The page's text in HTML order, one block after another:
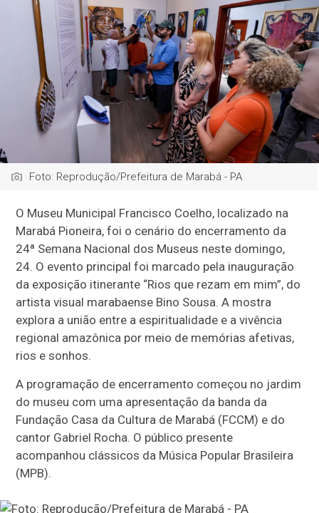
Foto: Reprodução/Prefeitura de Marabá - PA
O Museu Municipal Francisco Coelho, localizado na
Marabá Pioneira, foi o cenário do encerramento da
24ª Semana Nacional dos Museus neste domingo,
24. O evento principal foi marcado pela inauguração
da exposição itinerante “Rios que rezam em mim”, do
artista visual marabaense Bino Sousa. A mostra
explora a união entre a espiritualidade e a vivência
regional amazônica por meio de memórias afetivas,
rios e sonhos.
A programação de encerramento começou no jardim
do museu com uma apresentação da banda da
Fundação Casa da Cultura de Marabá (FCCM) e do
cantor Gabriel Rocha. O público presente
acompanhou clássicos da Música Popular Brasileira
(MPB).